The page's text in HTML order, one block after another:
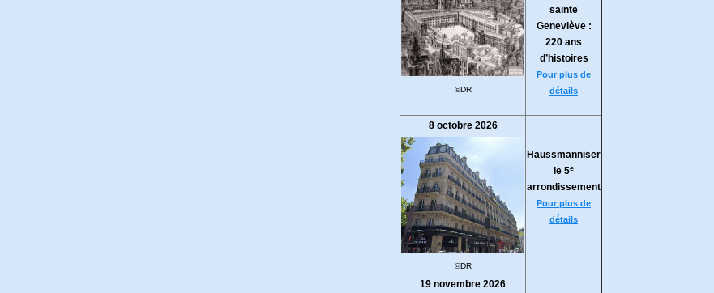
©DR
sainte
Geneviève :
220 ans
d’histoires
Pour plus de
détails
8 octobre 2026
©DR
Haussmanniser
le 5e
arrondissement
Pour plus de
détails
19 novembre 2026